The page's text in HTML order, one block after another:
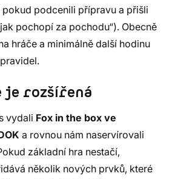
podcenili přípravu a přišli
pochopí za pochodu“). Obecně
hráče a minimálně další hodinu
je rozšířená
vydali Fox in the box ve
a rovnou nám naservírovali
základní hra nestačí,
několik nových prvků, které